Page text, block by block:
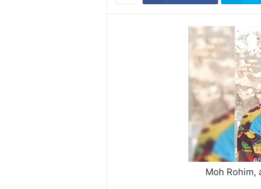
Moh Rohim,